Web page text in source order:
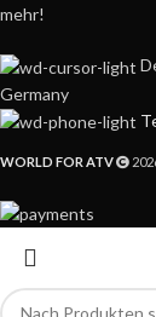
mehr!
Germany
WORLD FOR ATV